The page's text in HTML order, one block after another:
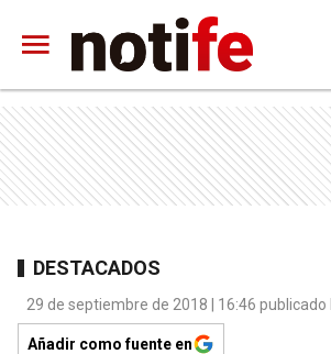
DESTACADOS
29 de septiembre de 2018 | 16:46 publicado
Añadir como fuente en